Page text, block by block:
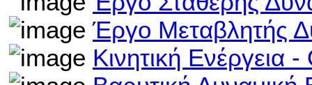
Έργο Μεταβλητής
Κινητική